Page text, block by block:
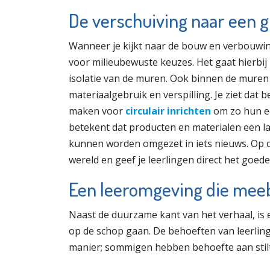
De verschuiving naar een
Wanneer je kijkt naar de bouw en
voor milieubewuste keuzes. Het gaat
isolatie van de muren. Ook binnen de
materiaalgebruik en verspilling. Je ziet dat
maken voor circulair inrichten om zo hun
betekent dat producten en materialen een
kunnen worden omgezet in iets nieuws. Op
wereld en geef je leerlingen direct het
Een leeromgeving die
Naast de duurzame kant van het verhaal,
op de schop gaan. De behoeften van
manier; sommigen hebben behoefte aan